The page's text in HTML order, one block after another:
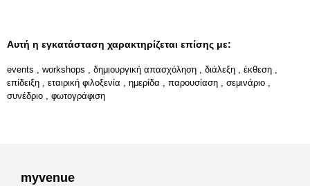
Αυτή η εγκατάσταση χαρακτηρίζεται επίσης με:
events , workshops , δημιουργική απασχόληση , διάλεξη , έκθεση ,
επίδειξη , εταιρική φιλοξενία , ημερίδα , παρουσίαση , σεμινάριο ,
συνέδριο , φωτογράφιση
myvenue